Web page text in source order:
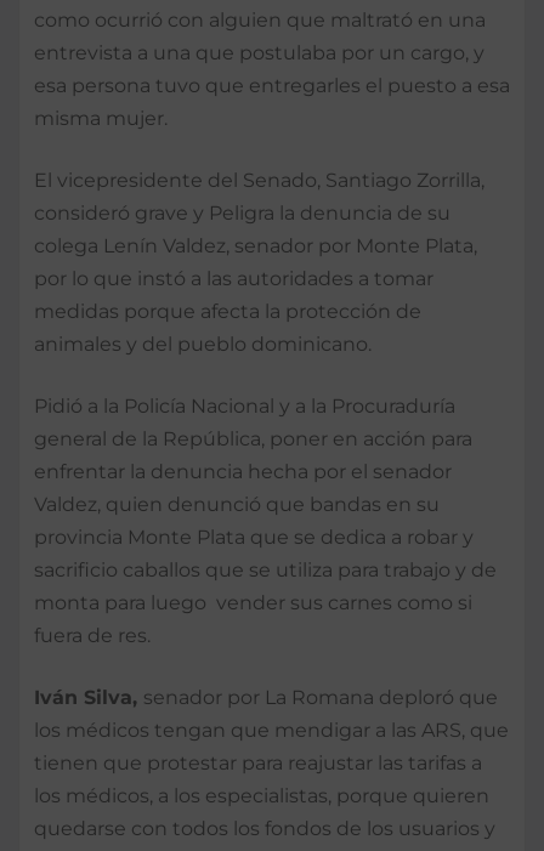
como ocurrió con alguien que maltrató en una
entrevista a una que postulaba por un cargo, y
esa persona tuvo que entregarles el puesto a esa
misma mujer.
El vicepresidente del Senado, Santiago Zorrilla,
consideró grave y Peligra la denuncia de su
colega Lenín Valdez, senador por Monte Plata,
por lo que instó a las autoridades a tomar
medidas porque afecta la protección de
animales y del pueblo dominicano.
Pidió a la Policía Nacional y a la Procuraduría
general de la República, poner en acción para
enfrentar la denuncia hecha por el senador
Valdez, quien denunció que bandas en su
provincia Monte Plata que se dedica a robar y
sacrificio caballos que se utiliza para trabajo y de
monta para luego vender sus carnes como si
fuera de res.
Iván Silva, senador por La Romana deploró que
los médicos tengan que mendigar a las ARS, que
tienen que protestar para reajustar las tarifas a
los médicos, a los especialistas, porque quieren
quedarse con todos los fondos de los usuarios y